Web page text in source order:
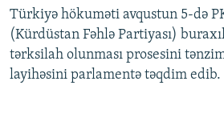
Auto 240p 360p
720p 1080p
Türkiyə hökuməti avqustun 5-də
(Kürdüstan Fəhlə Partiyası)
tərksilah olunması prosesini
layihəsini parlamentə təqdim edib.